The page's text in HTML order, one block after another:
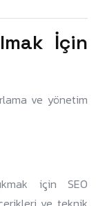
İçin
ve yönetim
için SEO